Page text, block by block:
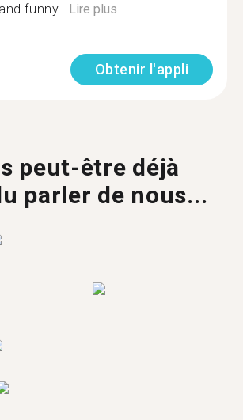
funny...Lire plus
Obtenir l'appli
peut-être déjà
parler de nous...